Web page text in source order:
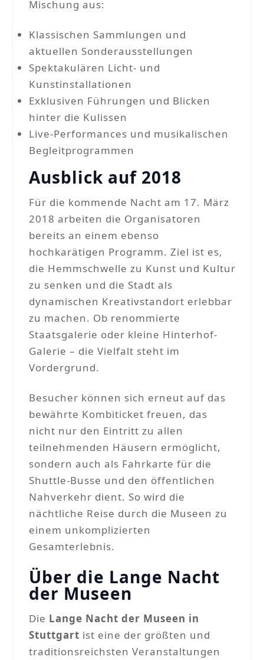
Mischung aus:
Klassischen Sammlungen und
aktuellen Sonderausstellungen
Spektakulären Licht- und
Kunstinstallationen
Exklusiven Führungen und Blicken
hinter die Kulissen
Live-Performances und musikalischen
Begleitprogrammen
Ausblick auf 2018
Für die kommende Nacht am 17. März
2018 arbeiten die Organisatoren
bereits an einem ebenso
hochkarätigen Programm. Ziel ist es,
die Hemmschwelle zu Kunst und Kultur
zu senken und die Stadt als
dynamischen Kreativstandort erlebbar
zu machen. Ob renommierte
Staatsgalerie oder kleine Hinterhof-
Galerie – die Vielfalt steht im
Vordergrund.
Besucher können sich erneut auf das
bewährte Kombiticket freuen, das
nicht nur den Eintritt zu allen
teilnehmenden Häusern ermöglicht,
sondern auch als Fahrkarte für die
Shuttle-Busse und den öffentlichen
Nahverkehr dient. So wird die
nächtliche Reise durch die Museen zu
einem unkomplizierten
Gesamterlebnis.
Über die Lange Nacht
der Museen
Die Lange Nacht der Museen in
Stuttgart ist eine der größten und
traditionsreichsten Veranstaltungen